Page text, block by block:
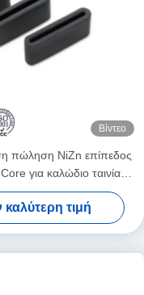
Βίντεο
πώληση NiZn επίπεδος
για καλώδιο ταινίας
1.5
καλύτερη τιμή